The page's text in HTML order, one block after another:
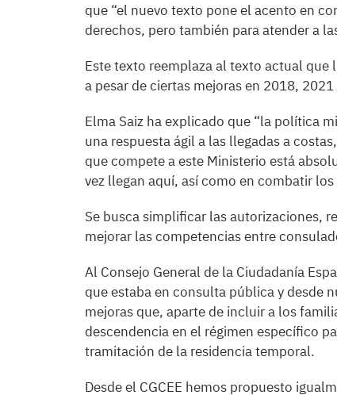
que “el nuevo texto pone el acento en
derechos, pero también para atender a
Este texto reemplaza al texto actual que
a pesar de ciertas mejoras en 2018,
Elma Saiz ha explicado que “la política
una respuesta ágil a las llegadas a
que compete a este Ministerio está
vez llegan aquí, así como en combatir
Se busca simplificar las autorizaciones,
mejorar las competencias entre
Al Consejo General de la Ciudadanía
que estaba en consulta pública y desde
mejoras que, aparte de incluir a los
descendencia en el régimen específico
tramitación de la residencia temporal.
Desde el CGCEE hemos propuesto